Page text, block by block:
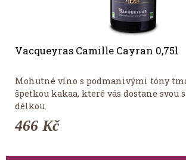
Vacqueyras Camille Cayran 0,75l
Mohutné víno s podmanivými tóny
špetkou kakaa, které vás dostane svou
délkou.
466 Kč